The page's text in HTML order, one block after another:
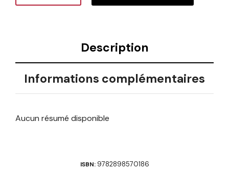
Description
Informations complémentaires
Aucun résumé disponible
ISBN: 9782898570186